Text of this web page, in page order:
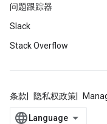
问题跟踪器
Slack
Stack Overflow
条款 隐私权政策